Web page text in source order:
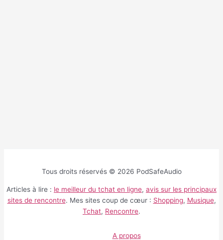
Tous droits réservés © 2026 PodSafeAudio
Articles à lire : le meilleur du tchat en ligne, avis sur les principaux
sites de rencontre. Mes sites coup de cœur : Shopping, Musique,
Tchat, Rencontre.
A propos